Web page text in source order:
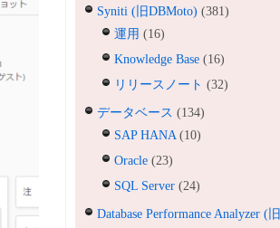
Syniti (旧DBMoto) (381)
運用 (16)
Knowledge Base (16)
リリースノート (32)
データベース (134)
SAP HANA (10)
Oracle (23)
SQL Server (24)
Database Performance Analyzer (旧